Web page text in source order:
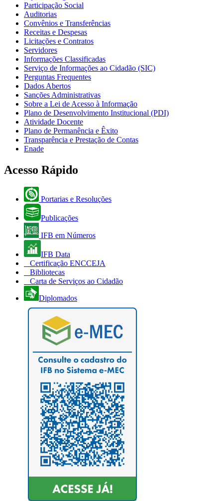
Participação Social
Auditorias
Convênios e Transferências
Receitas e Despesas
Licitações e Contratos
Servidores
Informações Classificadas
Serviço de Informações ao Cidadão (SIC)
Perguntas Frequentes
Dados Abertos
Sanções Administrativas
Sobre a Lei de Acesso à Informação
Plano de Desenvolvimento Institucional (PDI)
Atividade Docente
Plano de Permanência e Êxito
Transparência e Prestação de Contas
Enade
Acesso Rápido
Portarias e Resoluções
Publicações
IFB em Números
IFB Data
Certificação ENCCEJA
Bibliotecas
Carta de Serviços ao Cidadão
Diplomados